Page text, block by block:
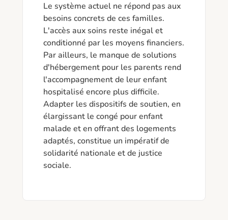
Le système actuel ne répond pas aux
besoins concrets de ces familles.
L'accès aux soins reste inégal et
conditionné par les moyens financiers.
Par ailleurs, le manque de solutions
d'hébergement pour les parents rend
l'accompagnement de leur enfant
hospitalisé encore plus difficile.
Adapter les dispositifs de soutien, en
élargissant le congé pour enfant
malade et en offrant des logements
adaptés, constitue un impératif de
solidarité nationale et de justice
sociale.